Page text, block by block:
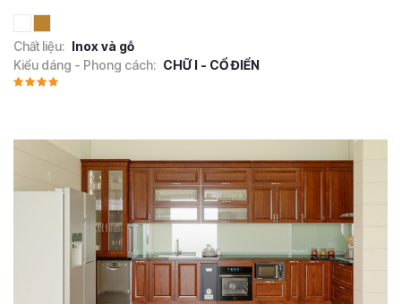
Chất liệu: Inox và gỗ
Kiểu dáng - Phong cách: CHỮ I - CỔ ĐIỂN